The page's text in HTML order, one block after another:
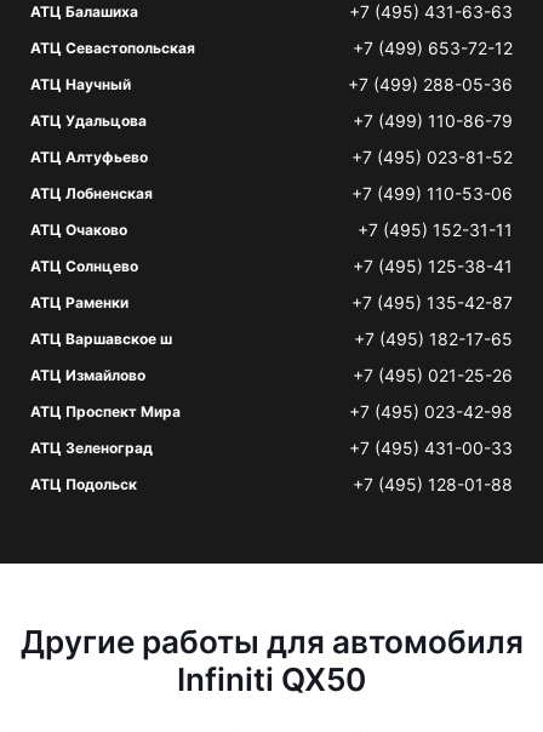
АТЦ Балашиха +7 (495) 431-63-63
АТЦ Севастопольская +7 (499) 653-72-12
АТЦ Научный +7 (499) 288-05-36
АТЦ Удальцова +7 (499) 110-86-79
АТЦ Алтуфьево +7 (495) 023-81-52
АТЦ Лобненская +7 (499) 110-53-06
АТЦ Очаково +7 (495) 152-31-11
АТЦ Солнцево +7 (495) 125-38-41
АТЦ Раменки +7 (495) 135-42-87
АТЦ Варшавское ш +7 (495) 182-17-65
АТЦ Измайлово +7 (495) 021-25-26
АТЦ Проспект Мира +7 (495) 023-42-98
АТЦ Зеленоград +7 (495) 431-00-33
АТЦ Подольск +7 (495) 128-01-88
Другие работы для автомобиля
Infiniti QX50